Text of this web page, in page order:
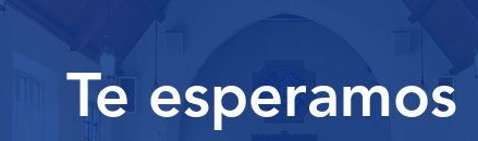
Te esperamos